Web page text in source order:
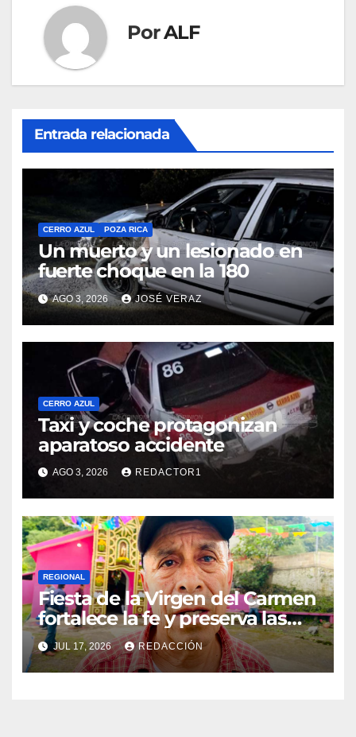
PorALF
Entrada relacionada
CERRO AZUL POZA RICA
Un muerto y un lesionado en
fuerte choque en la 180
AGO 3, 2026 JOSÉ VERAZ
CERRO AZUL
Taxi y coche protagonizan
aparatoso accidente
AGO 3, 2026 REDACTOR1
REGIONAL
Fiesta de la Virgen del Carmen
fortalece la fe y preserva las
tradiciones en El Esquilón
JUL 17, 2026 REDACCIÓN